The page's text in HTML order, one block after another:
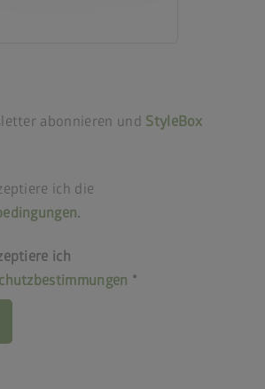
abonnieren und StyleBox
ich die
.
ich